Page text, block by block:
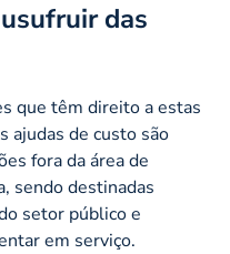
das
que têm direito a estas
ajudas de custo são
fora da área de
sendo destinadas
setor público e
em serviço.